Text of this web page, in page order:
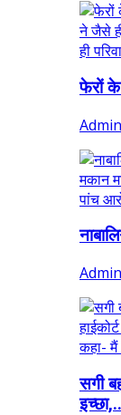
फेरों
Admin
Admin
सगी